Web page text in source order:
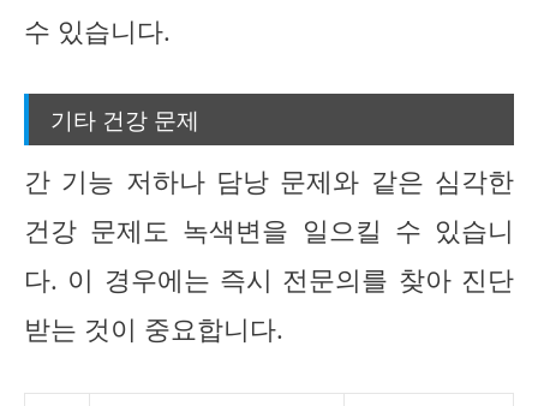
수 있습니다.
기타 건강 문제
간 기능 저하나 담낭 문제와 같은 심각한
건강 문제도 녹색변을 일으킬 수 있습니
다. 이 경우에는 즉시 전문의를 찾아 진단
받는 것이 중요합니다.